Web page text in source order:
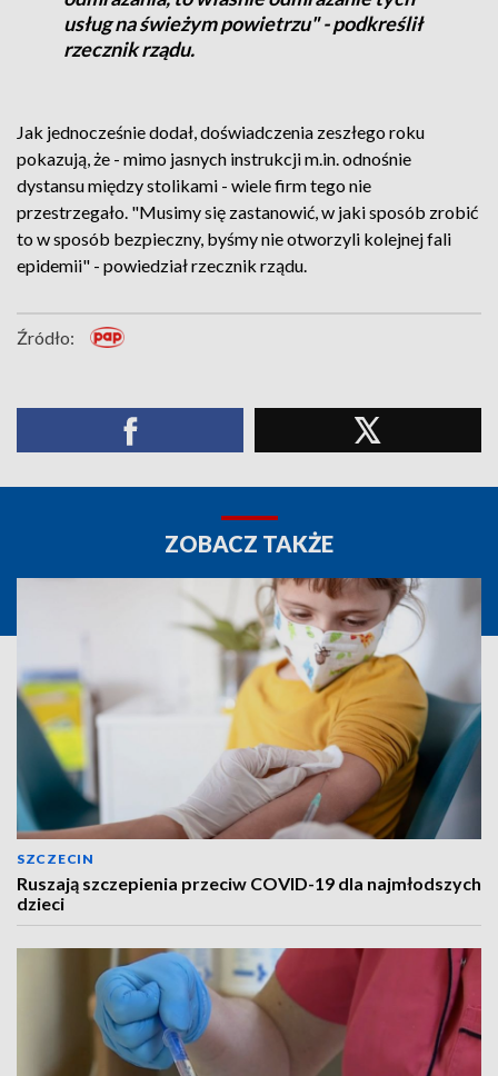
usług na świeżym powietrzu" - podkreślił
rzecznik rządu.
Jak jednocześnie dodał, doświadczenia zeszłego roku
pokazują, że - mimo jasnych instrukcji m.in. odnośnie
dystansu między stolikami - wiele firm tego nie
przestrzegało. "Musimy się zastanowić, w jaki sposób zrobić
to w sposób bezpieczny, byśmy nie otworzyli kolejnej fali
epidemii" - powiedział rzecznik rządu.
Źródło:
ZOBACZ TAKŻE
SZCZECIN
Ruszają szczepienia przeciw COVID-19 dla najmłodszych
dzieci